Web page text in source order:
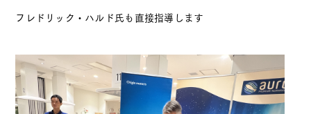
フレドリック・ハルド氏も直接指導します